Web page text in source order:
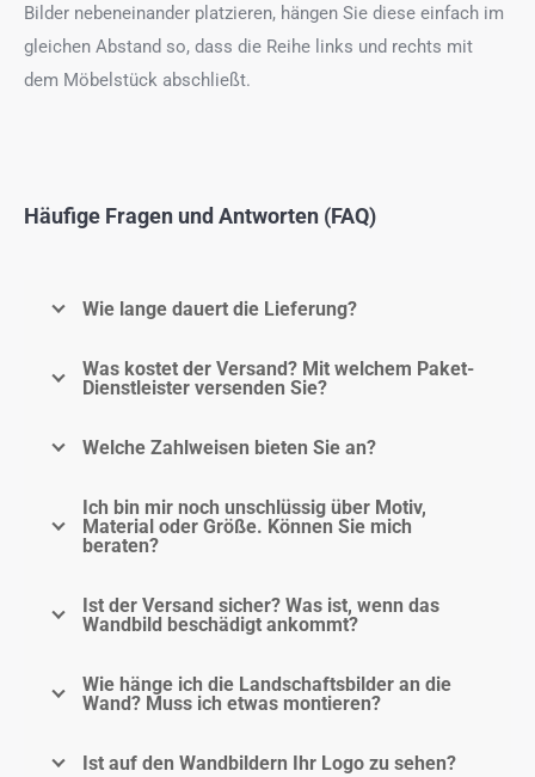
Bilder nebeneinander platzieren, hängen Sie diese einfach im
gleichen Abstand so, dass die Reihe links und rechts mit
dem Möbelstück abschließt.
Häufige Fragen und Antworten (FAQ)
Wie lange dauert die Lieferung?
Was kostet der Versand? Mit welchem Paket-
Dienstleister versenden Sie?
Welche Zahlweisen bieten Sie an?
Ich bin mir noch unschlüssig über Motiv,
Material oder Größe. Können Sie mich
beraten?
Ist der Versand sicher? Was ist, wenn das
Wandbild beschädigt ankommt?
Wie hänge ich die Landschaftsbilder an die
Wand? Muss ich etwas montieren?
Ist auf den Wandbildern Ihr Logo zu sehen?